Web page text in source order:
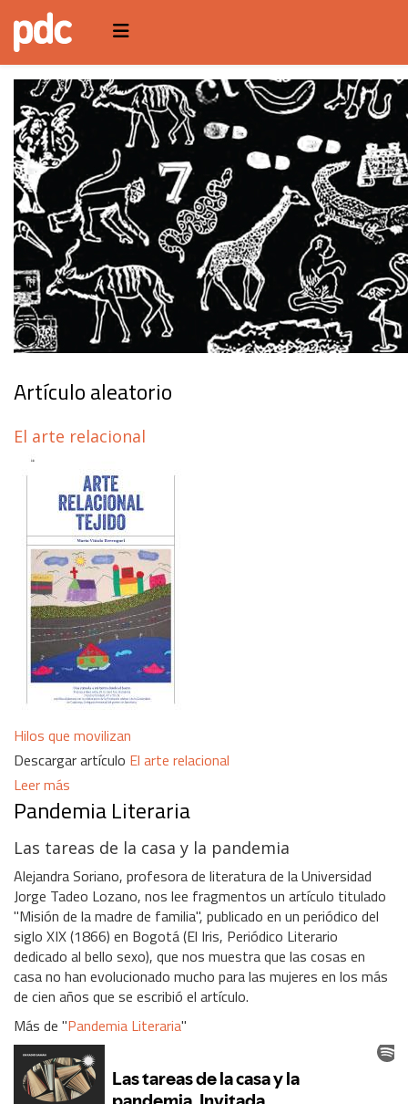
Artículo aleatorio
El arte relacional
Hilos que movilizan
Descargar artículo El arte relacional
Leer más
Pandemia Literaria
Las tareas de la casa y la pandemia
Alejandra Soriano, profesora de literatura de la Universidad
Jorge Tadeo Lozano, nos lee fragmentos un artículo titulado
"Misión de la madre de familia", publicado en un periódico del
siglo XIX (1866) en Bogotá (El Iris, Periódico Literario
dedicado al bello sexo), que nos muestra que las cosas en
casa no han evolucionado mucho para las mujeres en los más
de cien años que se escribió el artículo.
Más de "Pandemia Literaria"